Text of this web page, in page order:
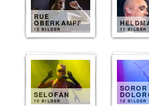
RUE
OBERKAMPF
12 BILDER 11 BILDER
SELOFAN
10 BILDER
SOROR
10 BILDER